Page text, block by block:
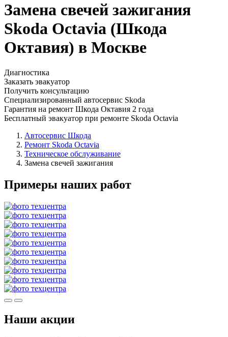
Замена свечей зажигания
Skoda Octavia (Шкода
Октавия) в Москве
Диагностика
Заказать эвакуатор
Получить консультацию
Специализированный автосервис Skoda
Гарантия на ремонт Шкода Октавия 2 года
Бесплатный эвакуатор при ремонте Skoda Octavia
Автосервис Шкода
Ремонт Skoda Octavia
Техническое обслуживание
Замена свечей зажигания
Примеры наших работ
Наши акции